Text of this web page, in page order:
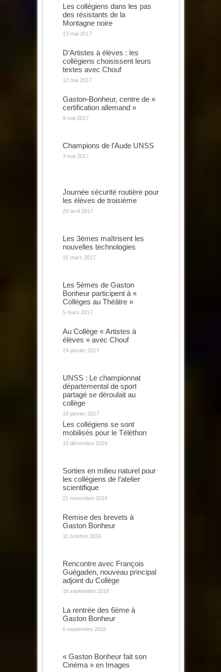
Les collégiens dans les pas
des résistants de la
Montagne noire
13 mai 2017
D’Artistes à élèves : les
collégiens choisissent leurs
textes avec Chouf
12 mai 2017
Gaston-Bonheur, centre de «
certification allemand »
9 mai 2017
Champions de l’Aude UNSS
3 mai 2017
Journée sécurité routière pour
les élèves de troisième
29 avril 2017
Les 3èmes maîtrisent les
nouvelles technologies
15 mars 2017
Les 5èmes de Gaston
Bonheur participent à «
Collèges au Théâtre »
5 mars 2017
Au Collège « Artistes à
élèves » avec Chouf
24 janvier 2017
UNSS : Le championnat
départemental de sport
partagé se déroulait au
collège
18 janvier 2017
Les collégiens se sont
mobilisés pour le Téléthon
10 décembre 2016
Sorties en milieu naturel pour
les collégiens de l’atelier
scientifique
21 novembre 2016
Remise des brevets à
Gaston Bonheur
11 octobre 2016
Rencontre avec François
Guégaden, nouveau principal
adjoint du Collège
16 septembre 2016
La rentrée des 6ème à
Gaston Bonheur
6 septembre 2016
« Gaston Bonheur fait son
Cinéma » en Images